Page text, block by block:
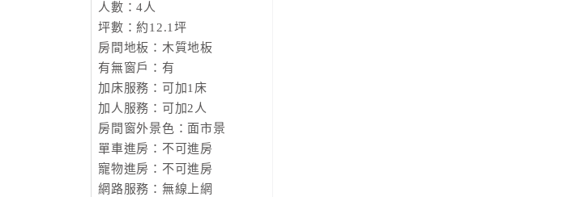
人數：4人
坪數：約12.1坪
房間地板：木質地板
有無窗戶：有
加床服務：可加1床
加人服務：可加2人
房間窗外景色：面市景
單車進房：不可進房
寵物進房：不可進房
網路服務：無線上網